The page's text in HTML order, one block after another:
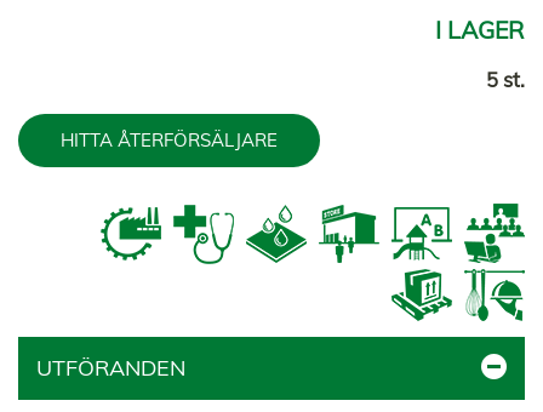
I LAGER
5 st.
HITTA ÅTERFÖRSÄLJARE
UTFÖRANDEN